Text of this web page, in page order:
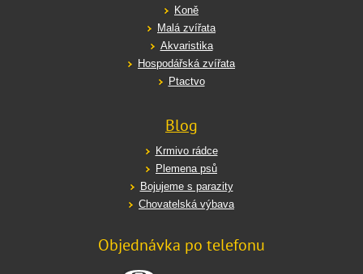
Koně
Malá zvířata
Akvaristika
Hospodářská zvířata
Ptactvo
Blog
Krmivo rádce
Plemena psů
Bojujeme s parazity
Chovatelská výbava
Objednávka po telefonu